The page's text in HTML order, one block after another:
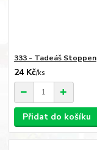
333 - Tadeáš Stoppen
24 Kč/ks
Přidat do košíku